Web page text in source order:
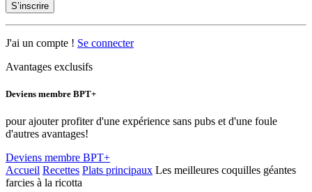
S’inscrire
J'ai un compte ! Se connecter
Avantages exclusifs
Deviens membre BPT+
pour ajouter profiter d'une expérience sans pubs et d'une foule
d'autres avantages!
Deviens membre BPT+
Accueil Recettes Plats principaux Les meilleures coquilles géantes
farcies à la ricotta